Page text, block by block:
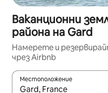
Ваканционни
района на Gard
Намерете и
чрез Airbnb
Местоположение
Когато резултатите се